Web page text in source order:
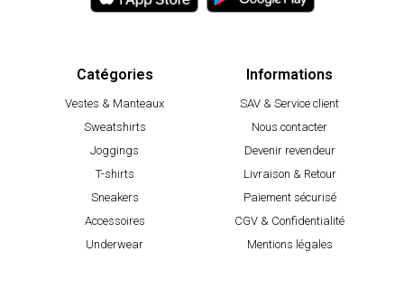
Catégories
Vestes & Manteaux
Sweatshirts
Joggings
T-shirts
Sneakers
Accessoires
Underwear
Informations
SAV & Service client
Nous contacter
Devenir revendeur
Livraison & Retour
Paiement sécurisé
CGV & Confidentialité
Mentions légales